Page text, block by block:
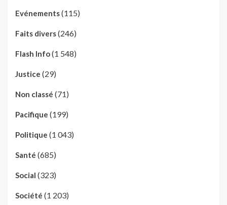
Evénements(115)
Faits divers(246)
Flash Info(1 548)
Justice (29)
Non classé (71)
Pacifique (199)
Politique (1 043)
Santé (685)
Social (323)
Société (1 203)